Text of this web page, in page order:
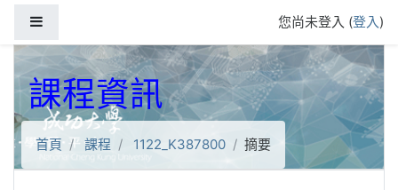
您尚未登入 (登入)
課程資訊
首頁 課程 1122_K387800 摘要